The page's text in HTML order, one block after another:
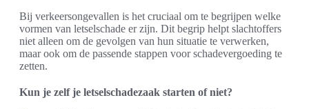
Bij verkeersongevallen is het cruciaal om te begrijpen welke
vormen van letselschade er zijn. Dit begrip helpt slachtoffers
niet alleen om de gevolgen van hun situatie te verwerken,
maar ook om de passende stappen voor schadevergoeding te
zetten.
Kun je zelf je letselschadezaak starten of niet?